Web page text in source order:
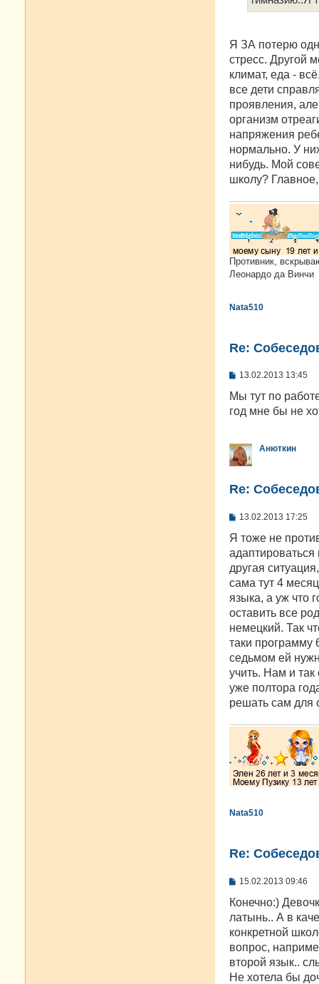
Я ЗА потерю
стресс. Другой
климат, еда -
все дети
проявления,
организм
напряжения
нормально. У
нибудь. Мой
школу?
Противник,
Леонардо да Винчи
Nata510
Re:
С
о
щ
и
е
13.02.2013 13:45
Мы тут по
год мне бы не
Анюткин
Re:
С
о
щ
е
н
и
е
13.02.2013 17:25
Я тоже не
другая
сама тут 4
языка, а уж что
оставить все
немецкий. Так
таки программу
седьмом ей
учить. Нам и так
уже полтора
решать сам для
Nata510
Re:
С
о
щ
е
и
е
15.02.2013 09:46
Конечно:)
латынь.. А в
конкретной
вопрос,
второй язык..
Не хотела бы